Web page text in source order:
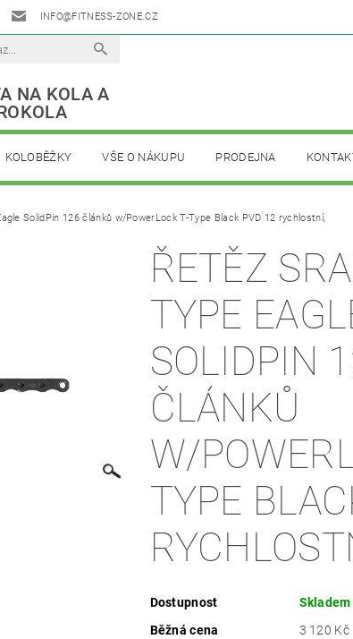
INFO@FITNESS-ZONE.CZ
NA KOLA A
KOLOBĚŽKY VŠE O NÁKUPU PRODEJNA
SolidPin 126 článků w/PowerLock T-Type Black PVD 12 rychlostní,
ŘETĚZ
TYPE
SOLIDPIN
ČLÁNKŮ
W/
TYPE
Dostupnost
Skladem
Běžná cena
3 120 Kč